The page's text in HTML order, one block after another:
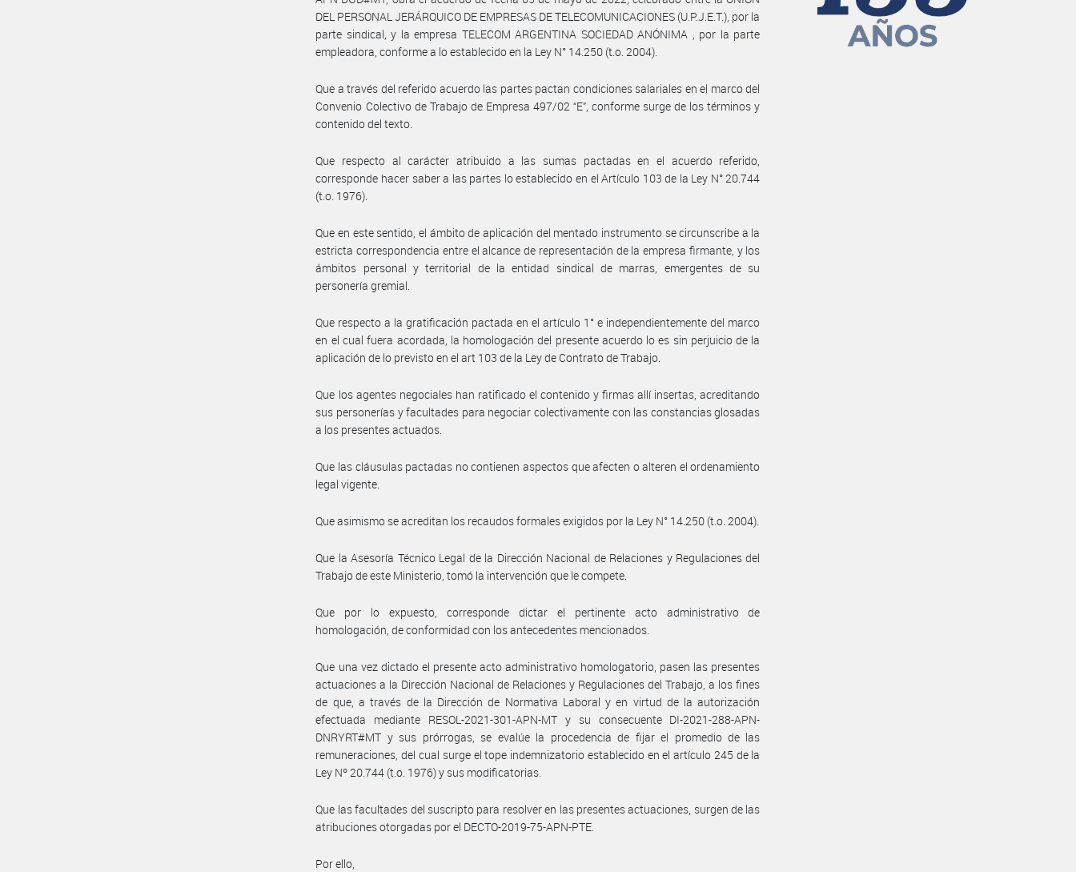
DEL PERSONAL JERÁRQUICO DE EMPRESAS DE TELECOMUNICACIONES (U.P.J.E.T.), por la
parte sindical, y la empresa TELECOM ARGENTINA SOCIEDAD ANÓNIMA , por la parte
empleadora, conforme a lo establecido en la Ley N° 14.250 (t.o. 2004).
Que a través del referido acuerdo las partes pactan condiciones salariales en el marco del
Convenio Colectivo de Trabajo de Empresa 497/02 “E”, conforme surge de los términos y
contenido del texto.
Que respecto al carácter atribuido a las sumas pactadas en el acuerdo referido,
corresponde hacer saber a las partes lo establecido en el Artículo 103 de la Ley N° 20.744
(t.o. 1976).
Que en este sentido, el ámbito de aplicación del mentado instrumento se circunscribe a la
estricta correspondencia entre el alcance de representación de la empresa firmante, y los
ámbitos personal y territorial de la entidad sindical de marras, emergentes de su
personería gremial.
Que respecto a la gratificación pactada en el artículo 1° e independientemente del marco
en el cual fuera acordada, la homologación del presente acuerdo lo es sin perjuicio de la
aplicación de lo previsto en el art 103 de la Ley de Contrato de Trabajo.
Que los agentes negociales han ratificado el contenido y firmas allí insertas, acreditando
sus personerías y facultades para negociar colectivamente con las constancias glosadas
a los presentes actuados.
Que las cláusulas pactadas no contienen aspectos que afecten o alteren el ordenamiento
legal vigente.
Que asimismo se acreditan los recaudos formales exigidos por la Ley N° 14.250 (t.o. 2004).
Que la Asesoría Técnico Legal de la Dirección Nacional de Relaciones y Regulaciones del
Trabajo de este Ministerio, tomó la intervención que le compete.
Que por lo expuesto, corresponde dictar el pertinente acto administrativo de
homologación, de conformidad con los antecedentes mencionados.
Que una vez dictado el presente acto administrativo homologatorio, pasen las presentes
actuaciones a la Dirección Nacional de Relaciones y Regulaciones del Trabajo, a los fines
de que, a través de la Dirección de Normativa Laboral y en virtud de la autorización
efectuada mediante RESOL-2021-301-APN-MT y su consecuente DI-2021-288-APN-
DNRYRT#MT y sus prórrogas, se evalúe la procedencia de fijar el promedio de las
remuneraciones, del cual surge el tope indemnizatorio establecido en el artículo 245 de la
Ley Nº 20.744 (t.o. 1976) y sus modificatorias.
Que las facultades del suscripto para resolver en las presentes actuaciones, surgen de las
atribuciones otorgadas por el DECTO-2019-75-APN-PTE.
Por ello,